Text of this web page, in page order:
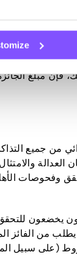
على الجوائز
عن
فإن مبلغ
التذاكر
التحقق
يخضعون
الفائز
(على سبيل